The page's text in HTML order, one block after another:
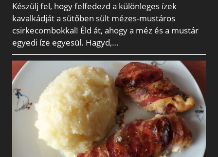
Készülj fel, hogy felfedezd a különleges ízek
kavalkádját a sütőben sült mézes-mustáros
csirkecombokkal! Éld át, ahogy a méz és a mustár
egyedi íze egyesül. Hagyd,…